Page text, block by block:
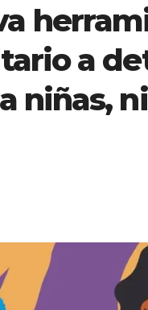
a
niñas,